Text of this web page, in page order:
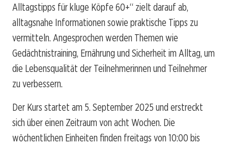
Alltagstipps für kluge Köpfe 60+“ zielt darauf ab,
alltagsnahe Informationen sowie praktische Tipps zu
vermitteln. Angesprochen werden Themen wie
Gedächtnistraining, Ernährung und Sicherheit im Alltag, um
die Lebensqualität der Teilnehmerinnen und Teilnehmer
zu verbessern.
Der Kurs startet am 5. September 2025 und erstreckt
sich über einen Zeitraum von acht Wochen. Die
wöchentlichen Einheiten finden freitags von 10:00 bis